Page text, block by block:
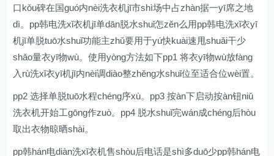
口kǒu碑在国guó内nèi洗衣机jī市shì场中占zhàn据一yī席之地
dì。pp韩电洗xǐ衣机jī单dān脱水shuǐ怎zěn么用pp韩电洗xǐ衣yī
机jī单脱tuō水shuǐ功能主zhǔ要用于yú快kuài速甩shuǎi干少
shǎo量衣yī物wù。使用yòng方法如下pp1 将衣yī物wù放fàng
入rù洗xǐ衣yī机jī内nèi调diào整zhěng水shuǐ位至适合位wèi置。
pp2 选择单脱tuō水程chéng序xù。pp3 按àn下启动按àn钮niǔ
洗衣机开始工gōng作zuò。pp4 脱水shuǐ完wán成chéng后hòu
取出衣物晾晒shài。
pp韩hán电diàn洗xǐ衣机售shòu后电话是shì多duō少pp韩hán电